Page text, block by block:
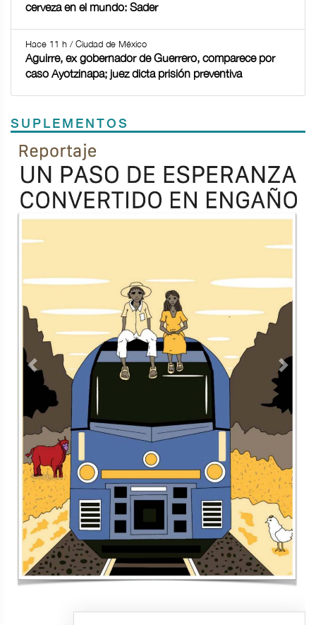
cerveza en el mundo: Sader
Hace 11 h / Ciudad de México
Aguirre, ex gobernador de Guerrero, comparece por
caso Ayotzinapa; juez dicta prisión preventiva
SUPLEMENTOS
Previous
TODOS LOS SUPLEMENTOS
Contacto Directorio Aviso de privacidad
Copyright ©2026 Todos los derechos reservados | La Jornada
Maya